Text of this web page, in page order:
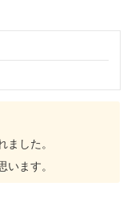
した。
ます。